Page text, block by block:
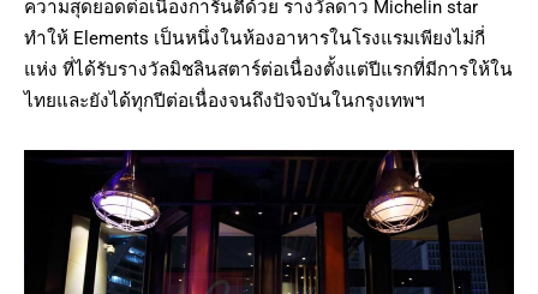
ความสุดยอดต่อเนื่องการันตีด้วย รางวัลดาว Michelin star
ทำให้ Elements เป็นหนึ่งในห้องอาหารในโรงแรมเพียงไม่กี่
แห่ง ที่ได้รับรางวัลมิชลินสตาร์ต่อเนื่องตั้งแต่ปีแรกที่มีการให้ใน
ไทยและยังได้ทุกปีต่อเนื่องจนถึงปัจจบันในกรุงเทพฯ